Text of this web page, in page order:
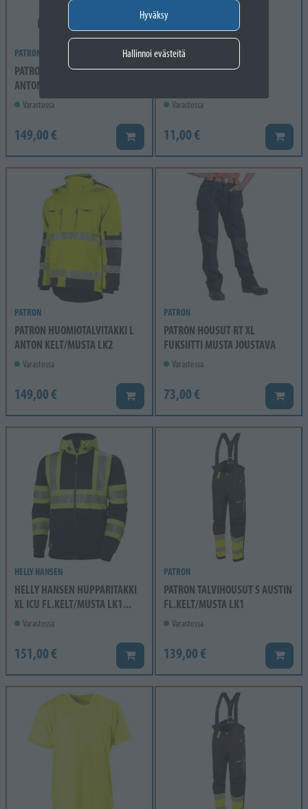
Hyväksy
Hallinnoi evästeitä
PATRON
PATRON HUOMIOTALVITAKKI XL
ANTON ORANS/MUSTA LK2
Varastossa
149,00 € Lisää koriin
PATRON
PATRON T-PAITA 2XL VETY
Varastossa
11,00 € Lisää
PATRON
PATRON HUOMIOTALVITAKKI L
ANTON KELT/MUSTA LK2
Varastossa
149,00 € Lisää koriin
PATRON
PATRON HOUSUT RT XL
FUKSIITTI MUSTA JOUSTAVA
Varastossa
73,00 € Lisää
HELLY HANSEN
HELLY HANSEN HUPPARITAKKI
XL ICU FL.KELT/MUSTA LK1...
Varastossa
151,00 € Lisää koriin
PATRON
PATRON TALVIHOUSUT S AUSTIN
FL.KELT/MUSTA LK1
Varastossa
139,00 € Lisää